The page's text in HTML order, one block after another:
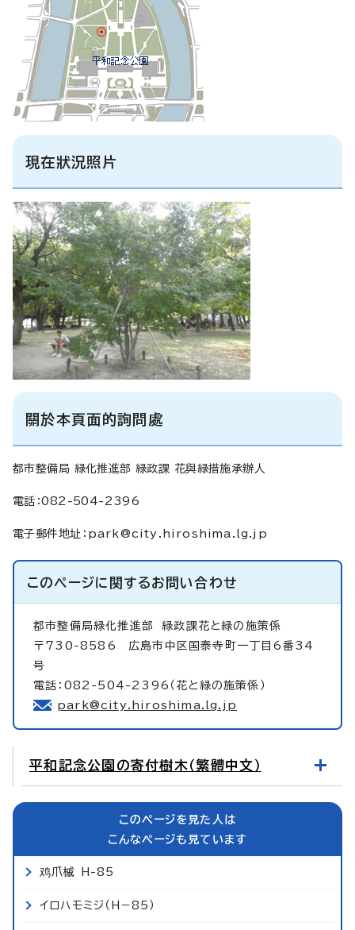
現在狀況照片
關於本頁面的詢問處
都市整備局 緑化推進部 緑政課 花與緑措施承辦人
電話：082-504-2396
電子郵件地址 ： park@city.hiroshima.lg.jp
このページに関するお問い合わせ
都市整備局緑化推進部緑政課花と緑の施策係
〒730-8586 広島市中区国泰寺町一丁目6番34
号
電話：082-504-2396（花と緑の施策係）
park@city.hiroshima.lg.jp
平和記念公園の寄付樹木（繁體中文）
このページを見た人は
こんなページも見ています
鸡爪槭 H-85
イロハモミジ（H−85）